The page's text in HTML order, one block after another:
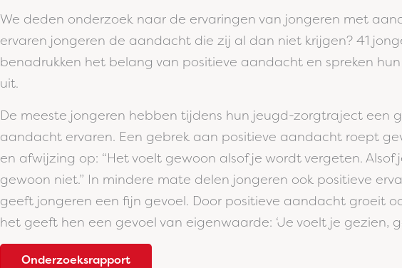
We deden onderzoek naar de ervaringen van jongeren met
ervaren jongeren de aandacht die zij al dan niet krijgen? 41
benadrukken het belang van positieve aandacht en spreken
uit.
De meeste jongeren hebben tijdens hun jeugd-zorgtraject een
aandacht ervaren. Een gebrek aan positieve aandacht roept
en afwijzing op: “Het voelt gewoon alsof je wordt vergeten.
gewoon niet.” In mindere mate delen jongeren ook positieve
geeft jongeren een fijn gevoel. Door positieve aandacht groeit
het geeft hen een gevoel van eigenwaarde: ‘Je voelt je gezien,
Onderzoeksrapport